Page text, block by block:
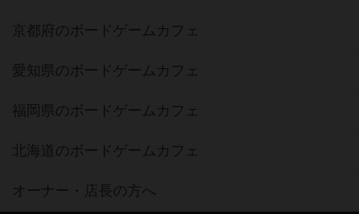
京都府のボードゲームカフェ
愛知県のボードゲームカフェ
福岡県のボードゲームカフェ
北海道のボードゲームカフェ
オーナー・店長の方へ